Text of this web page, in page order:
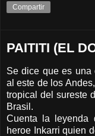
Compartir
PAITITI (EL
Se dice que es una
al este de los
tropical del sureste
Brasil.
Cuenta la leyenda
heroe Inkarri quien